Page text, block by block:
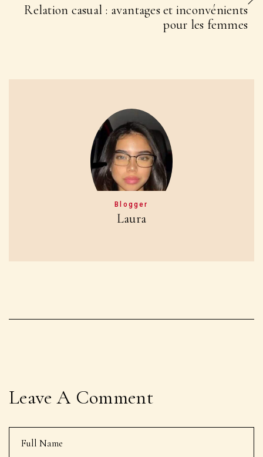
Relation casual : avantages et inconvénients
pour les femmes
Blogger
Laura
Leave A Comment